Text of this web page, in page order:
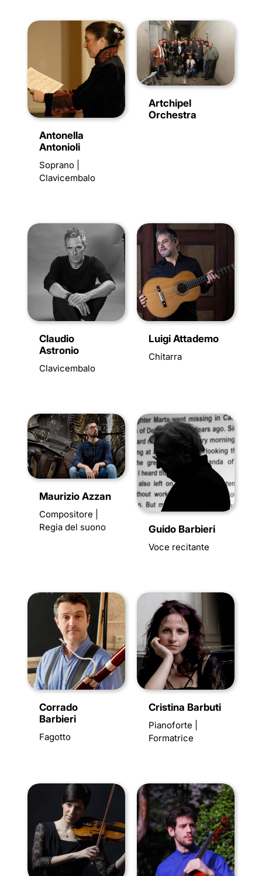
Antonella
Antonioli
Soprano |
Clavicembalo
Artchipel
Orchestra
Claudio
Astronio
Clavicembalo
Luigi Attademo
Chitarra
Maurizio Azzan
Compositore |
Regia del suono
Guido Barbieri
Voce recitante
Corrado
Barbieri
Fagotto
Cristina Barbuti
Pianoforte |
Formatrice